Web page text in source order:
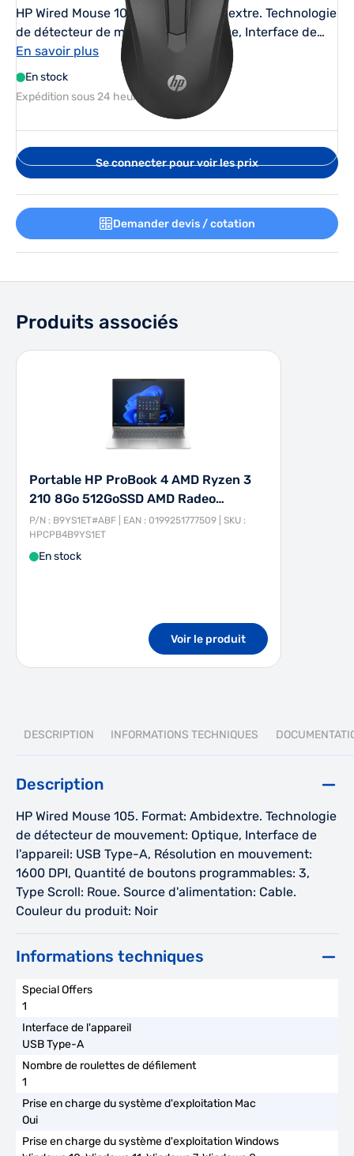
HP Wired Mouse 105. Format: Ambidextre. Technologie
de détecteur de mouvement: Optique, Interface de
l'appareil: USB Type-A, Résolution en mouvement:
1600 DPI, Quantité de boutons programmables: 3,
Type Scroll: Roue. Source d'alimentation: Cable.
Couleur du produit: Noir
En savoir plus
En stock
Expédition sous 24 heures
Se connecter pour voir les prix
Demander devis / cotation
Produits associés
Portable HP ProBook 4 AMD Ryzen 3
210 8Go 512GoSSD AMD Radeo…
P/N : B9YS1ET#ABF | EAN : 0199251777509 | SKU :
HPCPB4B9YS1ET
En stock
Voir le produit
DESCRIPTION INFORMATIONS TECHNIQUES
Description
HP Wired Mouse 105. Format: Ambidextre. Technologie
de détecteur de mouvement: Optique, Interface de
l'appareil: USB Type-A, Résolution en mouvement:
1600 DPI, Quantité de boutons programmables: 3,
Type Scroll: Roue. Source d'alimentation: Cable.
Couleur du produit: Noir
Informations techniques
1
USB Type-A
1
Oui